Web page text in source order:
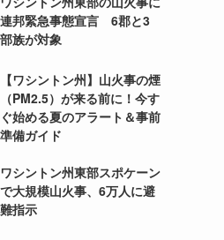
連邦緊急事態宣言 6郡と3
部族が対象
【ワシントン州】山火事の煙
（PM2.5）が来る前に！今す
ぐ始める夏のアラート＆事前
準備ガイド
ワシントン州東部スポケーン
で大規模山火事、6万人に避
難指示